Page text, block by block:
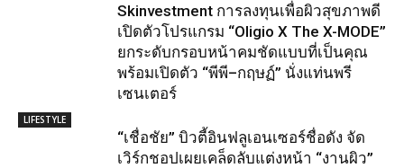
Skinvestment การลงทุนเพื่อผิวสุขภาพดี
เปิดตัวโปรแกรม “Oligio X The X-MODE”
ยกระดับกรอบหน้าคมชัดแบบที่เป็นคุณ
พร้อมเปิดตัว “พีพี–กฤษฏ์” นั่งแท่นพรี
เซนเตอร์
LIFESTYLE
“เชื่อชัย” บิวตี้อินฟลูเอนเซอร์ชื่อดัง จัด
เวิร์กชอปเผยเคล็ดลับแต่งหน้า “งานผิว”